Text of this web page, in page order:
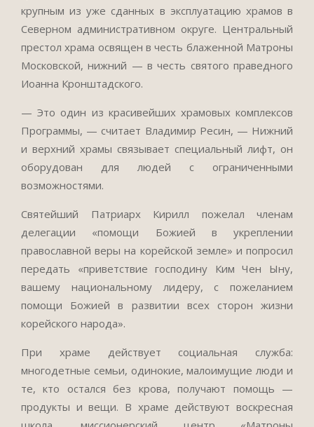
крупным из уже сданных в эксплуатацию храмов в
Северном административном округе. Центральный
престол храма освящен в честь блаженной Матроны
Московской, нижний — в честь святого праведного
Иоанна Кронштадского.
— Это один из красивейших храмовых комплексов
Программы, — считает Владимир Ресин, — Нижний
и верхний храмы связывает специальный лифт, он
оборудован для людей с ограниченными
возможностями.
Святейший Патриарх Кирилл пожелал членам
делегации «помощи Божией в укреплении
православной веры на корейской земле» и попросил
передать «приветствие господину Ким Чен Ыну,
вашему национальному лидеру, с пожеланием
помощи Божией в развитии всех сторон жизни
корейского народа».
При храме действует социальная служба:
многодетные семьи, одинокие, малоимущие люди и
те, кто остался без крова, получают помощь —
продукты и вещи. В храме действуют воскресная